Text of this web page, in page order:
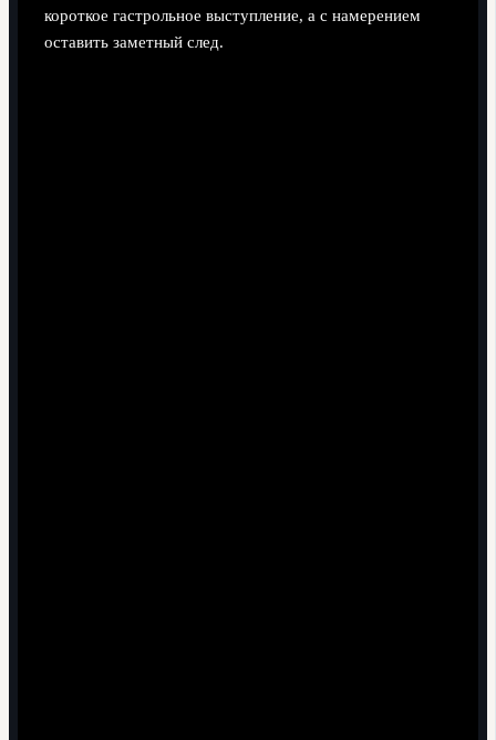
короткое гастрольное выступление, а с намерением
оставить заметный след.